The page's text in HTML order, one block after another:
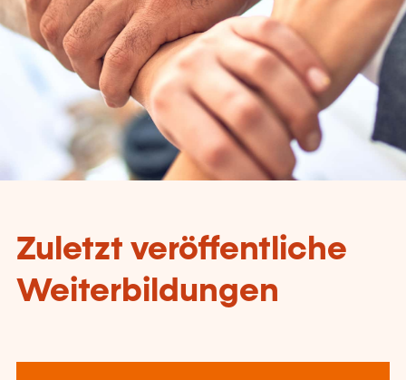
Zuletzt veröffentliche
Weiterbildungen